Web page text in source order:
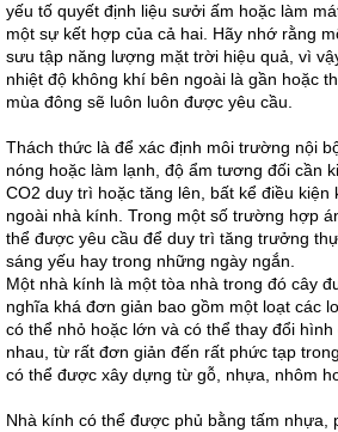
yếu tố quyết định liệu sưởi ấm hoặc làm
một sự kết hợp của cả hai. Hãy nhớ rằng
sưu tập năng lượng mặt trời hiệu quả, vì
nhiệt độ không khí bên ngoài là gần hoặc
mùa đông sẽ luôn luôn được yêu cầu.
Thách thức là để xác định môi trường nội
nóng hoặc làm lạnh, độ ẩm tương đối cần
CO2 duy trì hoặc tăng lên, bất kể điều kiện
ngoài nhà kính. Trong một số trường hợp
thể được yêu cầu để duy trì tăng trưởng
sáng yếu hay trong những ngày ngắn.
Một nhà kính là một tòa nhà trong đó cây
nghĩa khá đơn giản bao gồm một loạt các
có thể nhỏ hoặc lớn và có thể thay đổi
nhau, từ rất đơn giản đến rất phức tạp
có thể được xây dựng từ gỗ, nhựa, nhôm
Nhà kính có thể được phủ bằng tấm nhựa,